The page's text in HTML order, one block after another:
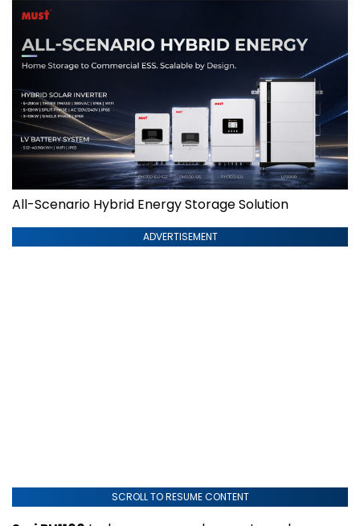
All-Scenario Hybrid Energy Storage Solution
ADVERTISEMENT
SCROLL TO RESUME CONTENT